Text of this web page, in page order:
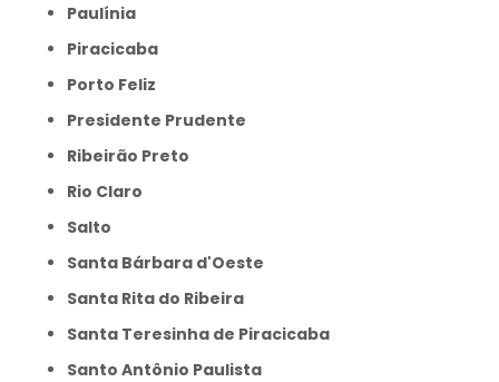
Paulínia
Piracicaba
Porto Feliz
Presidente Prudente
Ribeirão Preto
Rio Claro
Salto
Santa Bárbara d'Oeste
Santa Rita do Ribeira
Santa Teresinha de Piracicaba
Santo Antônio Paulista